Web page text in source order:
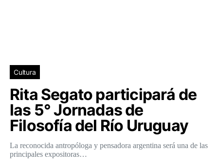
Cultura
Rita Segato participará de
las 5° Jornadas de
Filosofía del Río Uruguay
La reconocida antropóloga y pensadora argentina será una de las
principales expositoras…